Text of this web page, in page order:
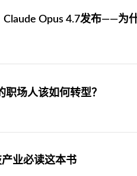
Opus 4.7发布——为
场人该如何转型？
业必读这本书